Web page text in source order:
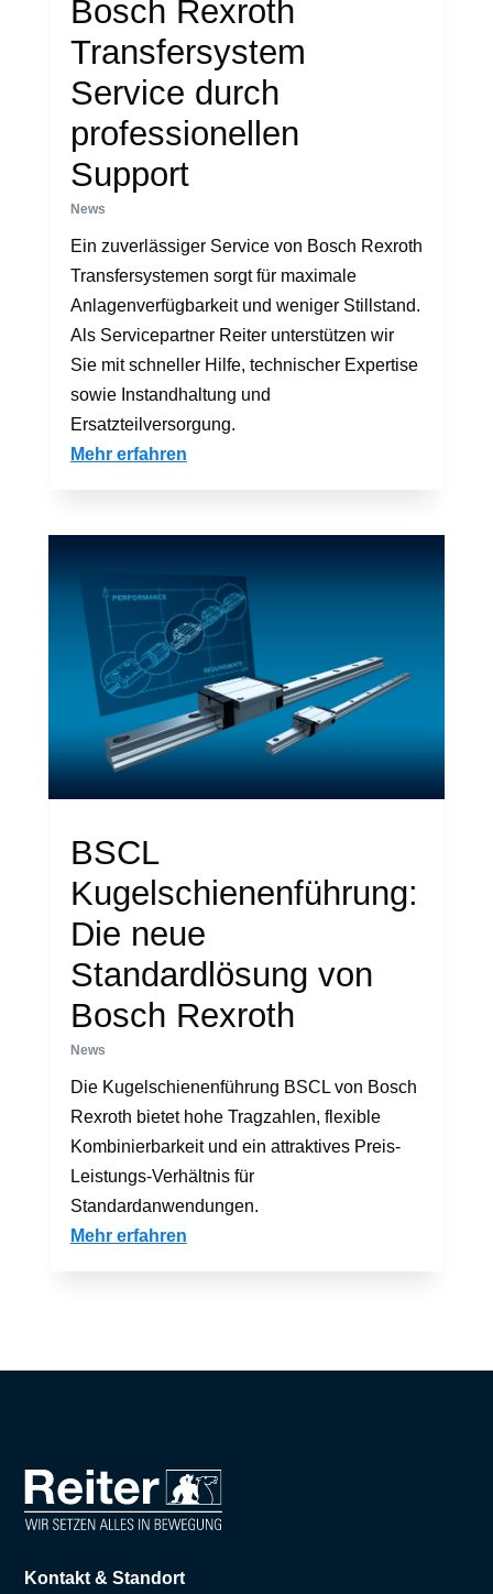
Bosch Rexroth
Transfersystem
Service durch
professionellen
Support
News
Ein zuverlässiger Service von Bosch Rexroth
Transfersystemen sorgt für maximale
Anlagenverfügbarkeit und weniger Stillstand.
Als Servicepartner Reiter unterstützen wir
Sie mit schneller Hilfe, technischer Expertise
sowie Instandhaltung und
Ersatzteilversorgung.
Mehr erfahren
BSCL
Kugelschienenführung:
Die neue
Standardlösung von
Bosch Rexroth
News
Die Kugelschienenführung BSCL von Bosch
Rexroth bietet hohe Tragzahlen, flexible
Kombinierbarkeit und ein attraktives Preis-
Leistungs-Verhältnis für
Standardanwendungen.
Mehr erfahren
Kontakt & Standort